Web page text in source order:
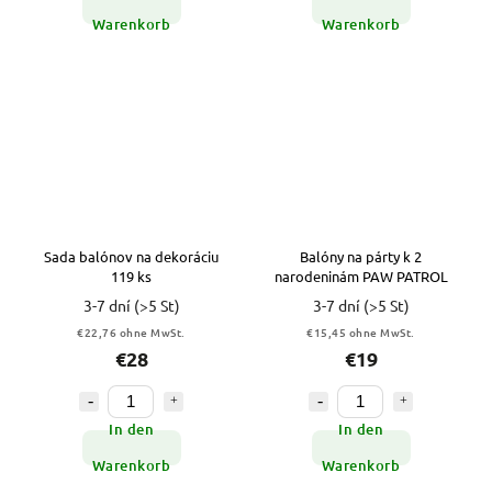
Warenkorb
Warenkorb
Sada balónov na dekoráciu
119 ks
3-7 dní (>5 St)
€22,76 ohne MwSt.
€28
In den
Warenkorb
Balóny na párty k 2
narodeninám PAW PATROL
3-7 dní (>5 St)
€15,45 ohne MwSt.
€19
In den
Warenkorb